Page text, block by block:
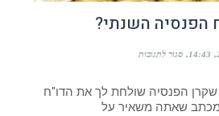
הפנסיה השנתי?
14:43 סגור לתגובות
את
דו"ח
הפנסיה שולחת לך את הדו"ח
מכתב שאתה משאיר על